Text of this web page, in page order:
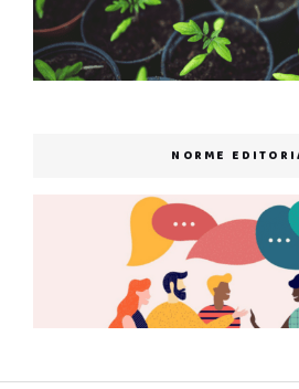
NORME